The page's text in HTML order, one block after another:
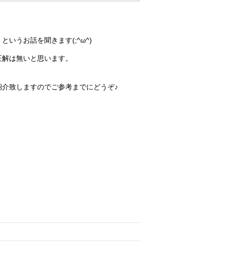
というお話を聞きます(;^ω^)
は無いと思います。
致しますのでご参考までにどうぞ♪